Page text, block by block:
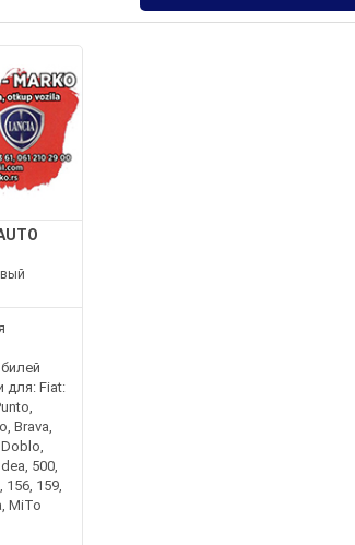
для: Fiat:
Brava,
500,
156, 159,
MiTo